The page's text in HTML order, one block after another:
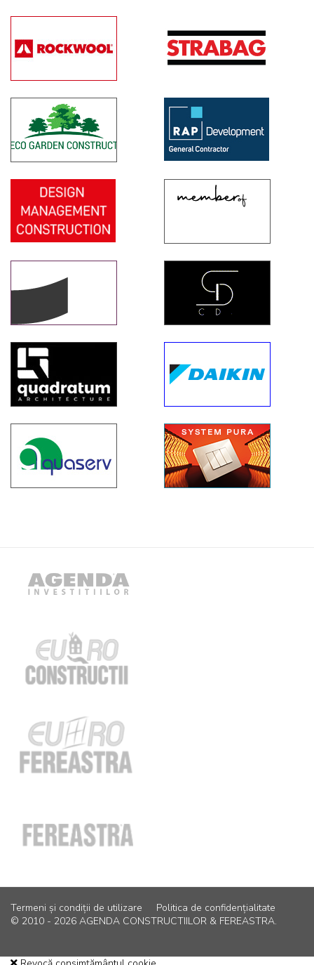
Termeni și condiții de utilizare
Politica de confidențialitate
© 2010 - 2026 AGENDA CONSTRUCTIILOR & FEREASTRA.